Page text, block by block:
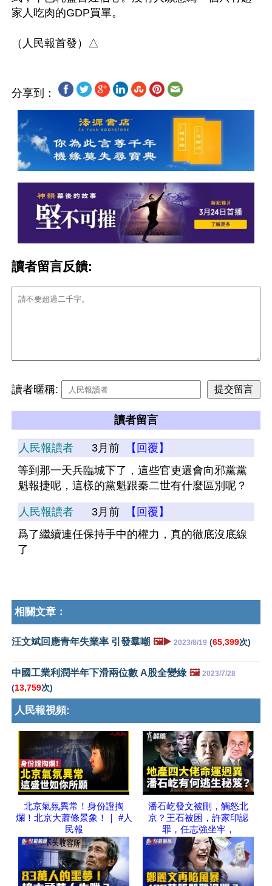
家人吃肉的GDP買單。
分享到：
讀者留言反饋:
讀者暱稱:
讀者留言
人民報讀者 3月前
【回覆】
等到那一天兵臨城下了，這些官吏還會向邪黨黨
魁報捷呢，這樣的黨魁跟秦二世有什麼區別呢？
人民報讀者 3月前
【回覆】
爲了繼續連任保持手中的權力，真的徹底沒底線
了
相關文章：
汪文斌回應青年失業率 引發羣嘲 🖼️▶️ 2023/8/19 (65,399次)
中國工業利潤半年下滑兩位數 A股全變綠 🖼️ 2023/7/28
(13,759次)
人民報視頻:
北京氣氛異常！身份證掏
爛！北京大蕭條景象！｜ #人
民報
潘石屹發文被刪，觸怒北
京？王石被困，許家印認
罪，任志強坐牢，